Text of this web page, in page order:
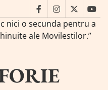
facebookinstagram
twitter
nici o secunda pentru a
ale Movilestilor.”